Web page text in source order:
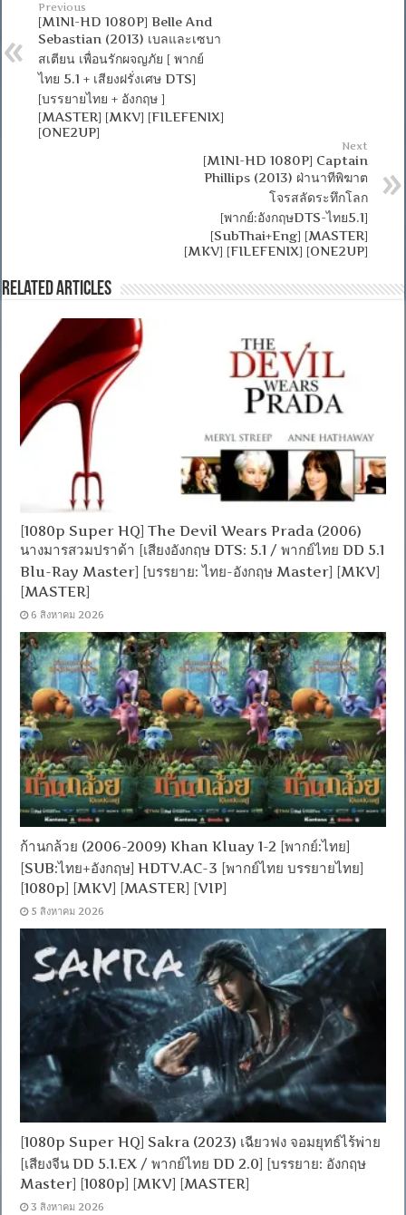
Previous
[MINI-HD 1080P] Belle And
Sebastian (2013) เบลและเซบา
สเตียน เพื่อนรักผจญภัย [ พากย์
ไทย 5.1 + เสียงฝรั่งเศษ DTS]
[บรรยายไทย + อังกฤษ ]
[MASTER] [MKV] [FILEFENIX]
[ONE2UP]
Next
[MINI-HD 1080P] Captain
Phillips (2013) ฝ่านาทีพิฆาต
โจรสลัดระทึกโลก
[พากย์:อังกฤษDTS-ไทย5.1]
[SubThai+Eng] [MASTER]
[MKV] [FILEFENIX] [ONE2UP]
Related Articles
[1080p Super HQ] The Devil Wears Prada (2006)
นางมารสวมปราด้า [เสียงอังกฤษ DTS: 5.1 / พากย์ไทย DD 5.1
Blu-Ray Master] [บรรยาย: ไทย-อังกฤษ Master] [MKV]
[MASTER]
6 สิงหาคม 2026
ก้านกล้วย (2006-2009) Khan Kluay 1-2 [พากย์:ไทย]
[SUB:ไทย+อังกฤษ] HDTV.AC-3 [พากย์ไทย บรรยายไทย]
[1080p] [MKV] [MASTER] [VIP]
5 สิงหาคม 2026
[1080p Super HQ] Sakra (2023) เฉียวฟง จอมยุทธ์ไร้พ่าย
[เสียงจีน DD 5.1.EX / พากย์ไทย DD 2.0] [บรรยาย: อังกฤษ
Master] [1080p] [MKV] [MASTER]
3 สิงหาคม 2026